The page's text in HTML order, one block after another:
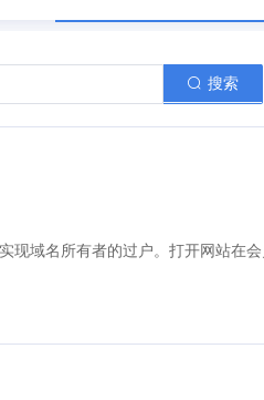
搜索
现域名所有者的过户。打开网站在